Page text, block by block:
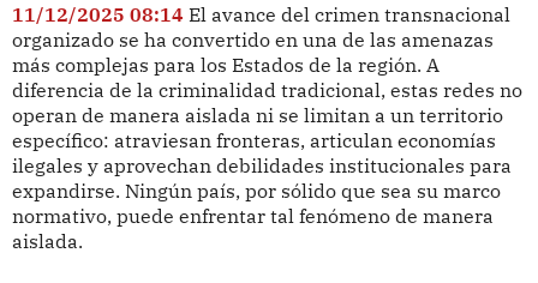
11/12/2025 08:14 El avance del crimen transnacional
organizado se ha convertido en una de las amenazas
más complejas para los Estados de la región. A
diferencia de la criminalidad tradicional, estas redes no
operan de manera aislada ni se limitan a un territorio
específico: atraviesan fronteras, articulan economías
ilegales y aprovechan debilidades institucionales para
expandirse. Ningún país, por sólido que sea su marco
normativo, puede enfrentar tal fenómeno de manera
aislada.